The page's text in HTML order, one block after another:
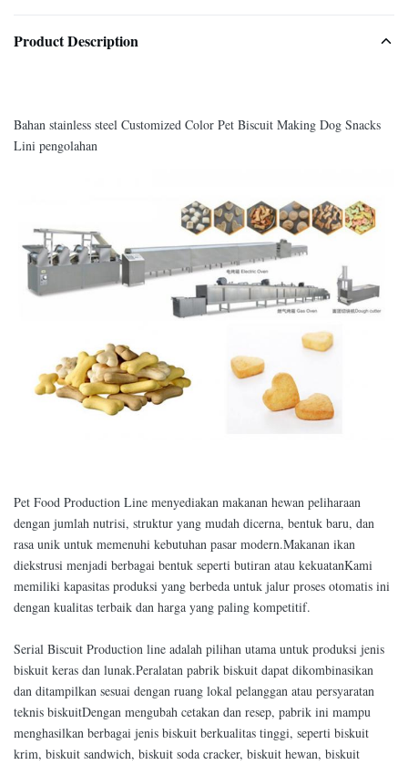
Product Description
Bahan stainless steel Customized Color Pet Biscuit Making Dog Snacks
Lini pengolahan
Pet Food Production Line menyediakan makanan hewan peliharaan
dengan jumlah nutrisi, struktur yang mudah dicerna, bentuk baru, dan
rasa unik untuk memenuhi kebutuhan pasar modern.Makanan ikan
diekstrusi menjadi berbagai bentuk seperti butiran atau kekuatanKami
memiliki kapasitas produksi yang berbeda untuk jalur proses otomatis ini
dengan kualitas terbaik dan harga yang paling kompetitif.
Serial Biscuit Production line adalah pilihan utama untuk produksi jenis
biskuit keras dan lunak.Peralatan pabrik biskuit dapat dikombinasikan
dan ditampilkan sesuai dengan ruang lokal pelanggan atau persyaratan
teknis biskuitDengan mengubah cetakan dan resep, pabrik ini mampu
menghasilkan berbagai jenis biskuit berkualitas tinggi, seperti biskuit
krim, biskuit sandwich, biskuit soda cracker, biskuit hewan, biskuit